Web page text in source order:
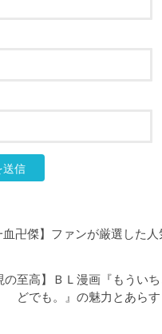
血卍傑】ファンが厳選した
の至高】ＢＬ漫画『もうい
どでも。』の魅力とあら